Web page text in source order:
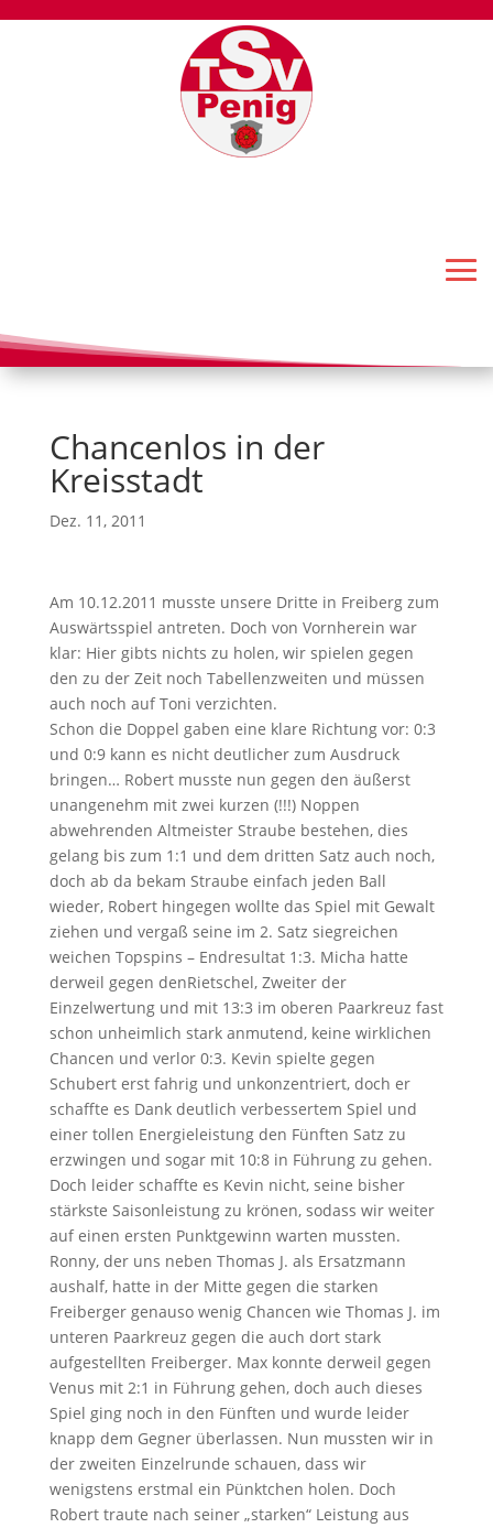
Chancenlos in der
Kreisstadt
Dez. 11, 2011
Am 10.12.2011 musste unsere Dritte in Freiberg zum
Auswärtsspiel antreten. Doch von Vornherein war
klar: Hier gibts nichts zu holen, wir spielen gegen
den zu der Zeit noch Tabellenzweiten und müssen
auch noch auf Toni verzichten.
Schon die Doppel gaben eine klare Richtung vor: 0:3
und 0:9 kann es nicht deutlicher zum Ausdruck
bringen… Robert musste nun gegen den äußerst
unangenehm mit zwei kurzen (!!!) Noppen
abwehrenden Altmeister Straube bestehen, dies
gelang bis zum 1:1 und dem dritten Satz auch noch,
doch ab da bekam Straube einfach jeden Ball
wieder, Robert hingegen wollte das Spiel mit Gewalt
ziehen und vergaß seine im 2. Satz siegreichen
weichen Topspins – Endresultat 1:3. Micha hatte
derweil gegen denRietschel, Zweiter der
Einzelwertung und mit 13:3 im oberen Paarkreuz fast
schon unheimlich stark anmutend, keine wirklichen
Chancen und verlor 0:3. Kevin spielte gegen
Schubert erst fahrig und unkonzentriert, doch er
schaffte es Dank deutlich verbessertem Spiel und
einer tollen Energieleistung den Fünften Satz zu
erzwingen und sogar mit 10:8 in Führung zu gehen.
Doch leider schaffte es Kevin nicht, seine bisher
stärkste Saisonleistung zu krönen, sodass wir weiter
auf einen ersten Punktgewinn warten mussten.
Ronny, der uns neben Thomas J. als Ersatzmann
aushalf, hatte in der Mitte gegen die starken
Freiberger genauso wenig Chancen wie Thomas J. im
unteren Paarkreuz gegen die auch dort stark
aufgestellten Freiberger. Max konnte derweil gegen
Venus mit 2:1 in Führung gehen, doch auch dieses
Spiel ging noch in den Fünften und wurde leider
knapp dem Gegner überlassen. Nun mussten wir in
der zweiten Einzelrunde schauen, dass wir
wenigstens erstmal ein Pünktchen holen. Doch
Robert traute nach seiner „starken“ Leistung aus